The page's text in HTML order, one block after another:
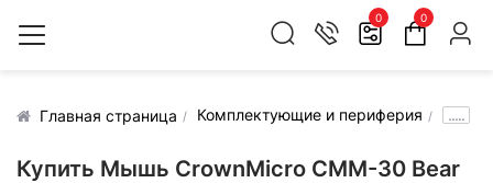
0 0
Главная страница Комплектующие и периферия .....
Купить Мышь CrownMicro CMM-30 Bear